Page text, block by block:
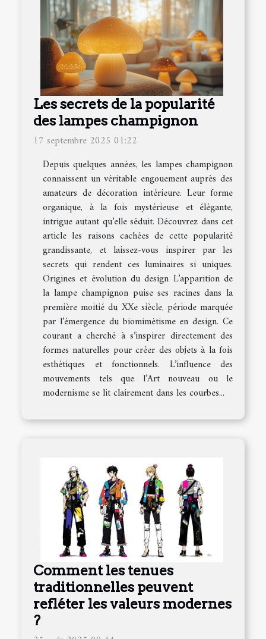
Les secrets de la popularité
des lampes champignon
17 septembre 2025 01:22
Depuis quelques années, les lampes champignon
connaissent un véritable engouement auprès des
amateurs de décoration intérieure. Leur forme
organique, à la fois mystérieuse et élégante,
intrigue autant qu’elle séduit. Découvrez dans cet
article les raisons cachées de cette popularité
grandissante, et laissez-vous inspirer par les
secrets qui rendent ces luminaires si uniques.
Origines et évolution du design L’apparition de
la lampe champignon puise ses racines dans la
première moitié du XXe siècle, période marquée
par l’émergence du biomimétisme en design. Ce
courant a cherché à s’inspirer directement des
formes naturelles pour créer des objets à la fois
esthétiques et fonctionnels. L’influence des
mouvements tels que l’Art nouveau ou le
modernisme se lit clairement dans les courbes...
Comment les tenues
traditionnelles peuvent
refléter les valeurs modernes
?